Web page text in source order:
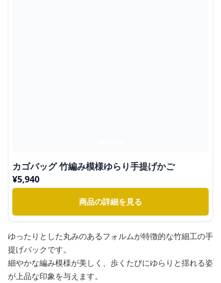
カゴバッグ 竹編み模様ゆらり手提げかご
¥5,940
商品の詳細を見る
ゆったりとした丸みのあるフォルムが特徴的な竹細工の手
提げバックです。
細やかな編み模様が美しく、歩くたびにゆらりと揺れる姿
が上品な印象を与えます。